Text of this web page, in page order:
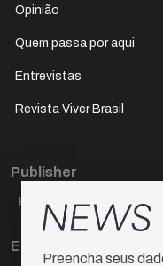
Opinião
Quem passa por aqui
Entrevistas
Revista Viver Brasil
Publisher
Paulo Cesar de Oliveira
Editora Chefe
Preencha seus